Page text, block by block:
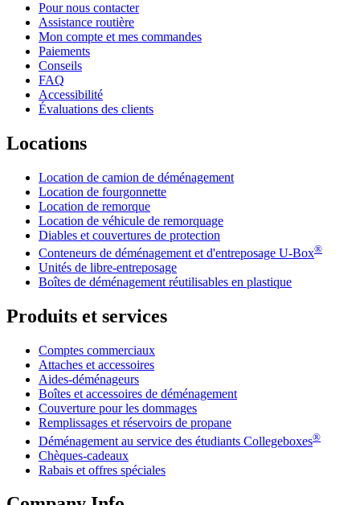
Pour nous contacter
Assistance routière
Mon compte et mes commandes
Paiements
Conseils
FAQ
Accessibilité
Évaluations des clients
Locations
Location de camion de déménagement
Location de fourgonnette
Location de remorque
Location de véhicule de remorquage
Diables et couvertures de protection
Conteneurs de déménagement et d'entreposage U-Box®
Unités de libre-entreposage
Boîtes de déménagement réutilisables en plastique
Produits et services
Comptes commerciaux
Attaches et accessoires
Aides-déménageurs
Boîtes et accessoires de déménagement
Couverture pour les dommages
Remplissages et réservoirs de propane
Déménagement au service des étudiants Collegeboxes®
Chèques-cadeaux
Rabais et offres spéciales